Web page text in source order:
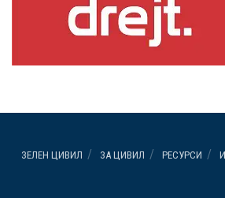
ЗЕЛЕН ЦИВИЛ ЗА ЦИВИЛ РЕСУРСИ